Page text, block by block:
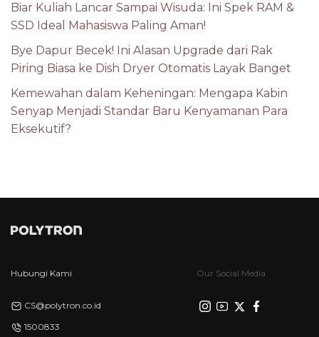
Biar Kuliah Lancar Sampai Wisuda: Ini Spek RAM &
SSD Ideal Mahasiswa Paling Aman!
Bye Dapur Becek! Ini Alasan Upgrade dari Rak
Piring Biasa ke Dish Dryer Otomatis Layak Banget
Kemewahan dalam Keheningan: Mengapa Kabin
Senyap Menjadi Standar Baru Kenyamanan Para
Eksekutif?
Hubungi Kami
CS@polytron.co.id
1500833
Our Social Media